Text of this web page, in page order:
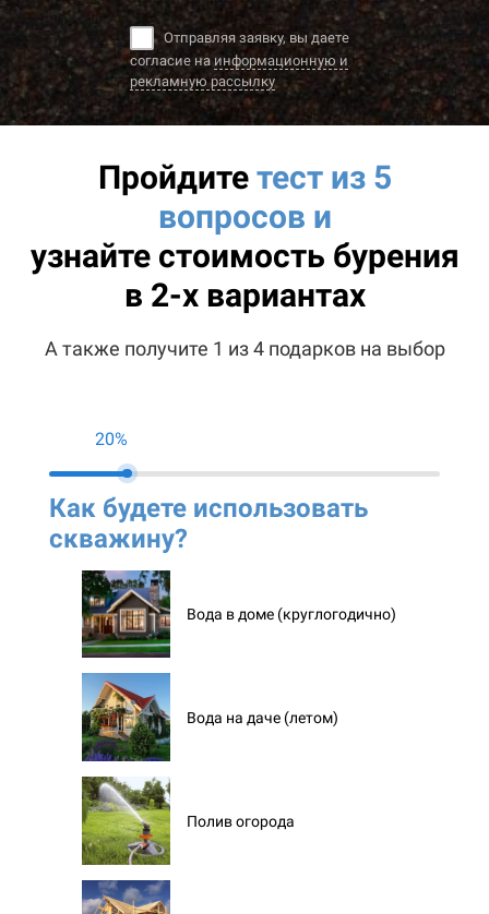
Отправляя заявку, вы даете
согласие наинформационную и
рекламную рассылку
Пройдитетест из 5
вопросов и
узнайте стоимость бурения
в 2-х вариантах
А также получите 1 из 4 подарков на выбор
20%
Как будете использовать
скважину?
Вода в доме (круглогодично)
Вода на даче (летом)
Полив огорода